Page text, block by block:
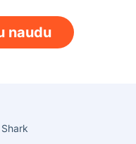
naudu